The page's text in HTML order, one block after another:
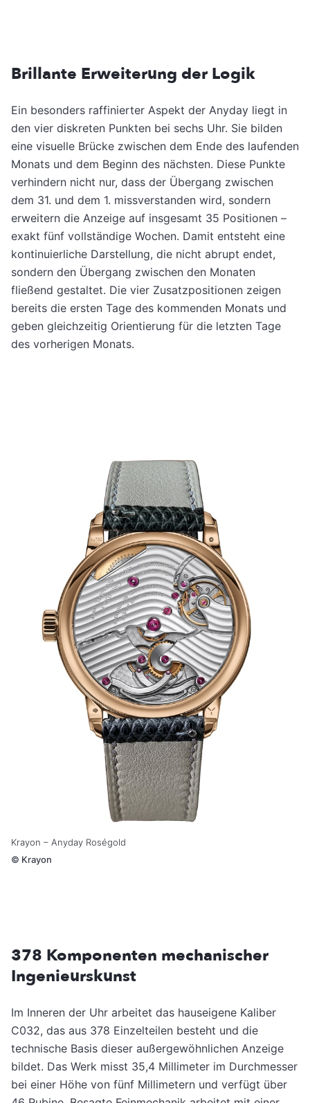
Brillante Erweiterung der Logik
Ein besonders raffinierter Aspekt der Anyday liegt in
den vier diskreten Punkten bei sechs Uhr. Sie bilden
eine visuelle Brücke zwischen dem Ende des laufenden
Monats und dem Beginn des nächsten. Diese Punkte
verhindern nicht nur, dass der Übergang zwischen
dem 31. und dem 1. missverstanden wird, sondern
erweitern die Anzeige auf insgesamt 35 Positionen –
exakt fünf vollständige Wochen. Damit entsteht eine
kontinuierliche Darstellung, die nicht abrupt endet,
sondern den Übergang zwischen den Monaten
fließend gestaltet. Die vier Zusatzpositionen zeigen
bereits die ersten Tage des kommenden Monats und
geben gleichzeitig Orientierung für die letzten Tage
des vorherigen Monats.
Krayon – Anyday Roségold
© Krayon
378 Komponenten mechanischer
Ingenieurskunst
Im Inneren der Uhr arbeitet das hauseigene Kaliber
C032, das aus 378 Einzelteilen besteht und die
technische Basis dieser außergewöhnlichen Anzeige
bildet. Das Werk misst 35,4 Millimeter im Durchmesser
bei einer Höhe von fünf Millimetern und verfügt über